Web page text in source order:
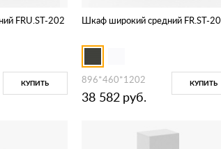
FRU.ST-202
КУПИТЬ
Шкаф широкий средний FR.ST-
896*460*1202
38 582 руб.
КУПИТЬ